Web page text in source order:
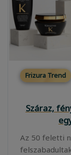
Frizura Trend
Száraz,
Az 50 feletti